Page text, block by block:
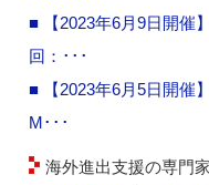
■ 【2023年6月9日開催
回：･･･
■ 【2023年6月5日開催
M･･･
海外進出支援の専門家